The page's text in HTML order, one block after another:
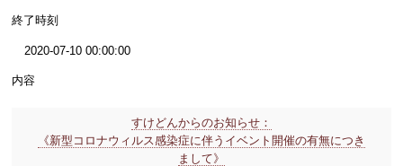
終了時刻
2020-07-10 00:00:00
内容
すけどんからのお知らせ：
《新型コロナウィルス感染症に伴うイベント開催の有無につき
まして》